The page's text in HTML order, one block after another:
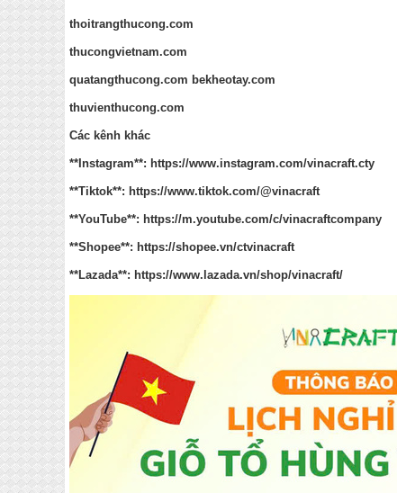
thoitrangthucong.com
thucongvietnam.com
quatangthucong.com bekheotay.com
thuvienthucong.com
Các kênh khác
**Instagram**: https://www.instagram.com/vinacraft.cty
**Tiktok**: https://www.tiktok.com/@vinacraft
**YouTube**: https://m.youtube.com/c/vinacraftcompany
**Shopee**: https://shopee.vn/ctvinacraft
**Lazada**: https://www.lazada.vn/shop/vinacraft/